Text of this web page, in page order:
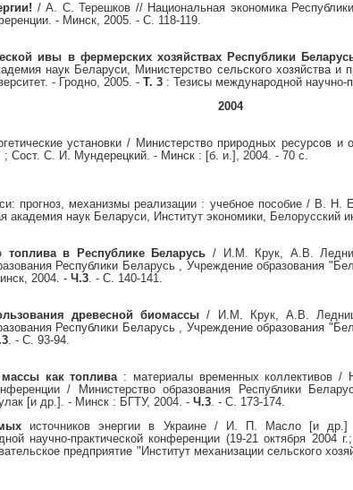
/ А. С. Терешков // Национальная экономика
- Минск, 2005. - С. 118-119.
ивы в фермерских хозяйствах Республики
наук Беларуси, Министерство сельского хозяйства и
- Гродно, 2005. - Т. 3: Тезисы международной научно-
2004
установки / Министерство природных
; Сост. С. И. Мундерецкий. - Минск : [б. и.], 2004. - 70 с.
прогноз, механизмы реализации : учебное пособие /
наук Беларуси, Институт экономики, Белорусский
топлива в Республике Беларусь / И.М. Крук, А.В.
Республики Беларусь , Учреждение образования
2004. - Ч.3. - С. 140-141.
древесной биомассы / И.М. Крук, А.В.
Республики Беларусь , Учреждение образования
. - С. 93-94.
как топлива : материалы временных коллективов /
/ Министерство образования Республики
[и др.]. - Минск : БГТУ, 2004. - Ч.3. - С. 173-174.
источников энергии в Украине / И. П. Масло [и др.] //
научно-практической конференции (19-21 октября
предприятие "Институт механизации сельского